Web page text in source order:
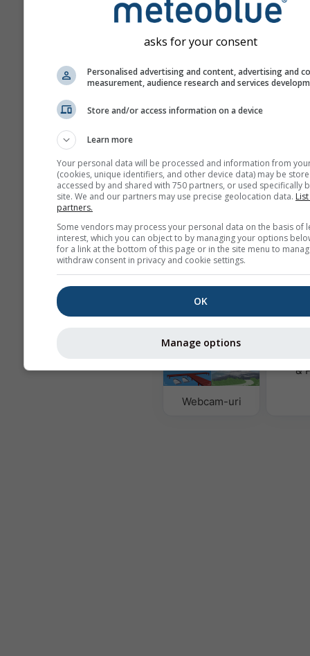
conformpoliticii noastre de
pentru alte servicii meteoblue.
Mai multe date meteo
Webcam-uri
&
asks for your consent
Personalised advertising and content, advertising and
measurement, audience research and services
Store and/or access information on a device
Learn more
Your personal data will be processed and information from
(cookies, unique identifiers, and other device data) may be
accessed by and shared with 750 partners, or used specifically
site. We and our partners may use precise geolocation data.
partners.
Some vendors may process your personal data on the basis of
interest, which you can object to by managing your options
for a link at the bottom of this page or in the site menu to
withdraw consent in privacy and cookie settings.
OK
Manage options